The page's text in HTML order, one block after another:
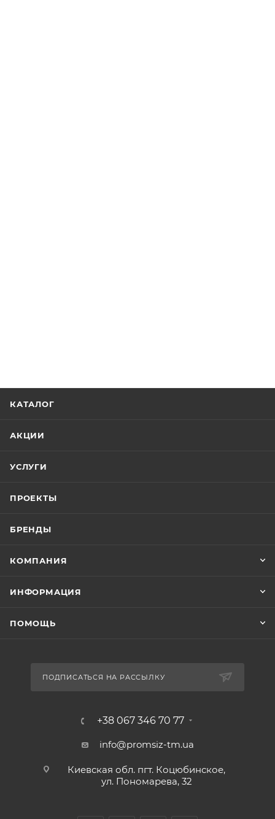
КАТАЛОГ
АКЦИИ
УСЛУГИ
ПРОЕКТЫ
БРЕНДЫ
КОМПАНИЯ
ИНФОРМАЦИЯ
ПОМОЩЬ
ПОДПИСАТЬСЯ НА РАССЫЛКУ
+38 067 346 70 77
info@promsiz-tm.ua
Киевская обл. пгт. Коцюбинское,
ул. Пономарева, 32